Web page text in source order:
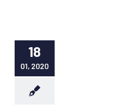
18
01, 2020